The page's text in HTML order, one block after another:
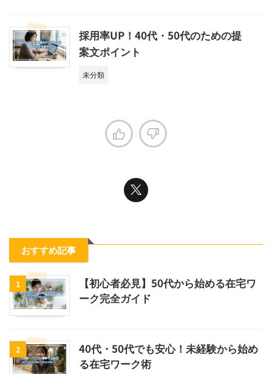
採用率UP！40代・50代のための提
案文ポイント
未分類
おすすめ記事
1
【初心者必見】50代から始める在宅ワ
ーク完全ガイド
2
40代・50代でも安心！未経験から始め
る在宅ワーク術